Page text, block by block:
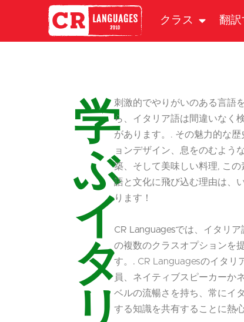
クラス 翻訳
学
ぶ
イ
タ
リ
刺激的でやりがいのある言語
ら、イタリア語は間違いなく
があります。. その魅力的な歴
ョンデザイン、息をのむよう
築、そして美味しい料理, この
語と文化に飛び込む理由は、
ります！
CR Languagesでは、イタリ
の複数のクラスオプションを
す。. CR Languagesのイタリ
員、ネイティブスピーカーか
ベルの流暢さを持ち、常にイ
する知識を共有することに熱